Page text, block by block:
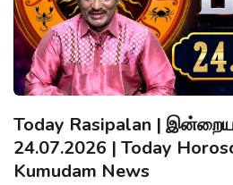
Today Rasipalan |
24.07.2026 | Today
Kumudam News